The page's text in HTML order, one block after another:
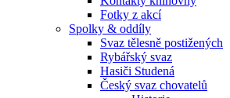
Fotky z akcí
Spolky & oddíly
Svaz tělesně postižených
Rybářský svaz
Hasiči Studená
Český svaz chovatelů